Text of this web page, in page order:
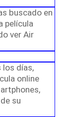
buscado en
película
ver Air
los días,
online
su